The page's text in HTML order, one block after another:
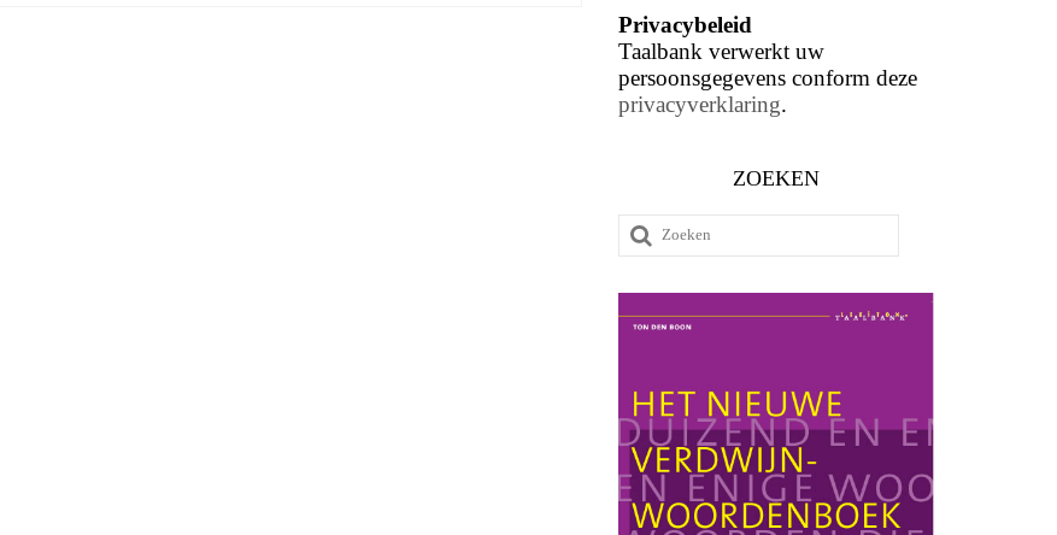
Privacybeleid
Taalbank verwerkt uw
persoonsgegevens conform deze
privacyverklaring.
ZOEKEN
Zoeken
naar: